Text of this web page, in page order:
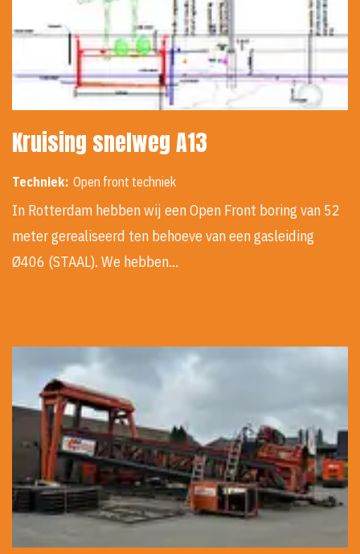
Kruising snelweg A13
Techniek: Open front techniek
In Rotterdam hebben wij een Open Front boring van 52
meter gerealiseerd ten behoeve van een gasleiding
Ø406 (STAAL). We hebben…